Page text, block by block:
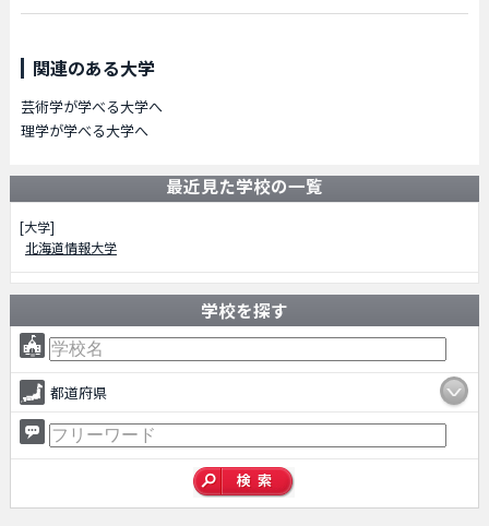
関連のある大学
芸術学が学べる大学へ
理学が学べる大学へ
最近見た学校の一覧
[大学]
北海道情報大学
学校を探す
都道府県